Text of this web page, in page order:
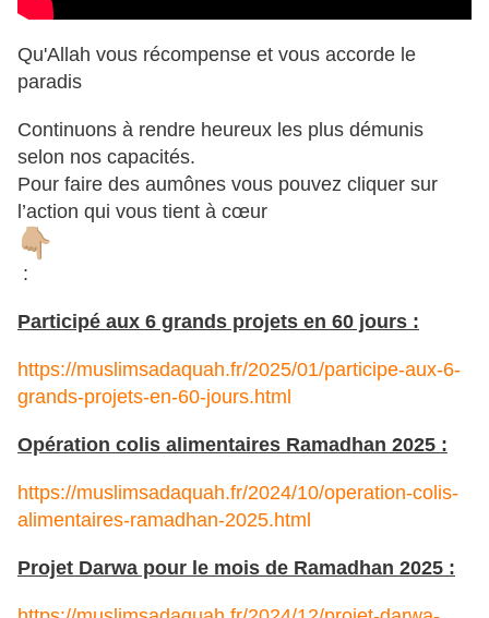
Qu'Allah vous récompense et vous accorde le
paradis
Continuons à rendre heureux les plus démunis
selon nos capacités.
Pour faire des aumônes vous pouvez cliquer sur
l’action qui vous tient à cœur
:
Participé aux 6 grands projets en 60 jours :
https://muslimsadaquah.fr/2025/01/participe-aux-6-
grands-projets-en-60-jours.html
Opération colis alimentaires Ramadhan 2025 :
https://muslimsadaquah.fr/2024/10/operation-colis-
alimentaires-ramadhan-2025.html
Projet Darwa pour le mois de Ramadhan 2025 :